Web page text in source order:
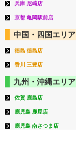
兵庫 尼崎店
京都 亀岡駅前店
中国・四国エリア
徳島 徳島店
香川 三豊店
九州・沖縄エリア
佐賀 鹿島店
鹿児島 鹿屋店
鹿児島 南さつま店